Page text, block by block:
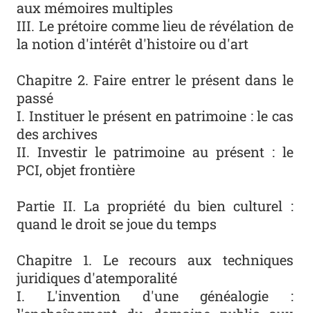
aux mémoires multiples
III. Le prétoire comme lieu de révélation de
la notion d'intérêt d'histoire ou d'art
Chapitre 2. Faire entrer le présent dans le
passé
I. Instituer le présent en patrimoine : le cas
des archives
II. Investir le patrimoine au présent : le
PCI, objet frontière
Partie II. La propriété du bien culturel :
quand le droit se joue du temps
Chapitre 1. Le recours aux techniques
juridiques d'atemporalité
I. L'invention d'une généalogie :